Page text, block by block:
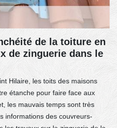
de la toiture en
de zinguerie dans le
Hilaire, les toits des maisons
étanche pour faire face aux
les mauvais temps sont très
informations des couvreurs-